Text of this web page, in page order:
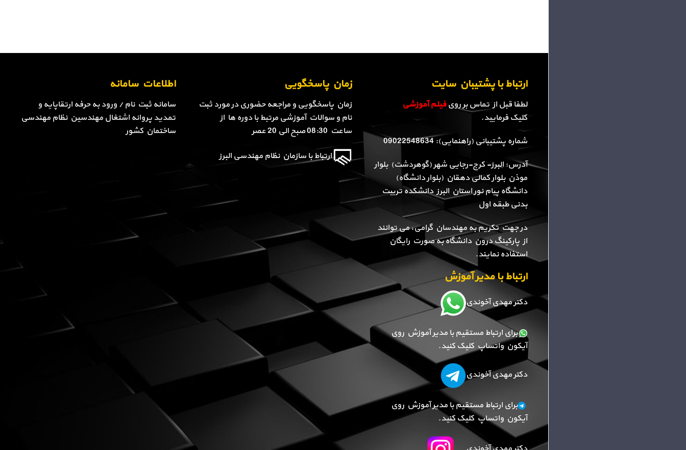
اطلاعات سامانه
سامانه ثبت نام / ورود به حرفه ارتقاپایه و
تمدید پروانه اشتغال مهندسین نظام مهندسی
ساختمان کشور
زمان پاسخگویی
زمان پاسخگویی و مراجعه حضوری در مورد ثبت
نام و سوالات آموزشی مرتبط با دوره ها از
ساعت 08:30 صبح الی 20 عصر
ارتباط با سازمان نظام مهندسی البرز
ارتباط با پشتیبان سایت
لطفا قبل از تماس بر رویفیلم آموزشی
کلیک فرمایید.
شماره پشتیبانی (راهنمایی): 09022548634
آدرس: البرز- کرج-رجایی شهر (گوهردشت) بلوار
موذن بلوار کمالی دهقان (بلوار دانشگاه)
دانشگاه پیام نور استان البرز دانشکده تربیت
بدنی طبقه اول
در جهت تکریم به مهندسان گرامی، می توانند
از پارکینگ درون دانشگاه به صورت رایگان
استفاده نمایند.
ارتباط با مدیر آموزش
دکتر مهدی آخوندی
برای ارتباط مستقیم با مدیر آموزش روی
آیکون واتساپ کلیک کنید.
دکتر مهدی آخوندی
برای ارتباط مستقیم با مدیر آموزش روی
آیکون واتساپ کلیک کنید.